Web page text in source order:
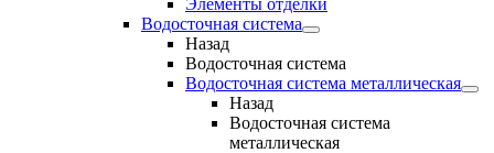
Элементы отделки
Водосточная система
Назад
Водосточная система
Водосточная система металлическая
Назад
Водосточная система
металлическая